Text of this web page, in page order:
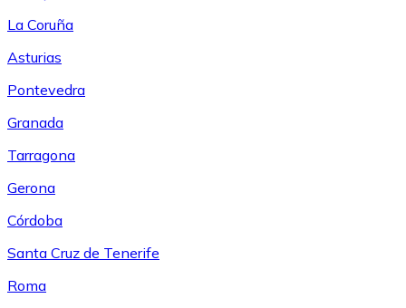
La Coruña
Asturias
Pontevedra
Granada
Tarragona
Gerona
Córdoba
Santa Cruz de Tenerife
Roma